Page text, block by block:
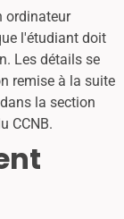
ordinateur
l'étudiant doit
Les détails se
remise à la suite
la section
CCNB.